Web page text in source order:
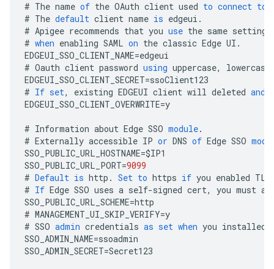
# The name of the OAuth client used to connect to
# The default client name is edgeui .
# Apigee recommends that you use the same settings
# when enabling SAML on the classic Edge UI .
EDGEUI_SSO_CLIENT_NAME=edgeui
# Oauth client password using uppercase, lowercase
EDGEUI_SSO_CLIENT_SECRET=ssoClient123
# If set, existing EDGEUI client will deleted and
EDGEUI_SSO_CLIENT_OVERWRITE=y
# Information about Edge SSO module.
# Externally accessible IP or DNS of Edge SSO
SSO_PUBLIC_URL_HOSTNAME=$IP1
SSO_PUBLIC_URL_PORT=9099
# Default is http . Set to https if you enabled TLS
# If Edge SSO uses a self-signed cert, you must
SSO_PUBLIC_URL_SCHEME=http
# MANAGEMENT_UI_SKIP_VERIFY=y
# SSO admin credentials as set when you installed
SSO_ADMIN_NAME=ssoadmin
SSO_ADMIN_SECRET=Secret123